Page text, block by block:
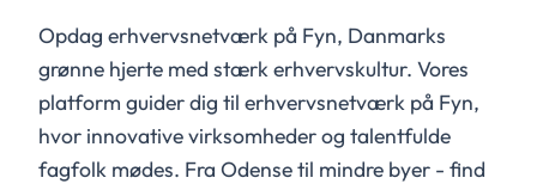
Opdag erhvervsnetværk på Fyn, Danmarks
grønne hjerte med stærk erhvervskultur. Vores
platform guider dig til erhvervsnetværk på Fyn,
hvor innovative virksomheder og talentfulde
fagfolk mødes. Fra Odense til mindre byer - find